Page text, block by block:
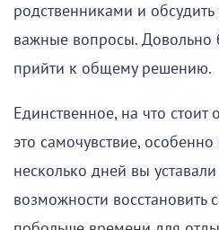
родственниками и
важные вопросы. Довольно
прийти к общему решению.
Единственное, на что стоит
это самочувствие,
несколько дней вы
возможности восстановить